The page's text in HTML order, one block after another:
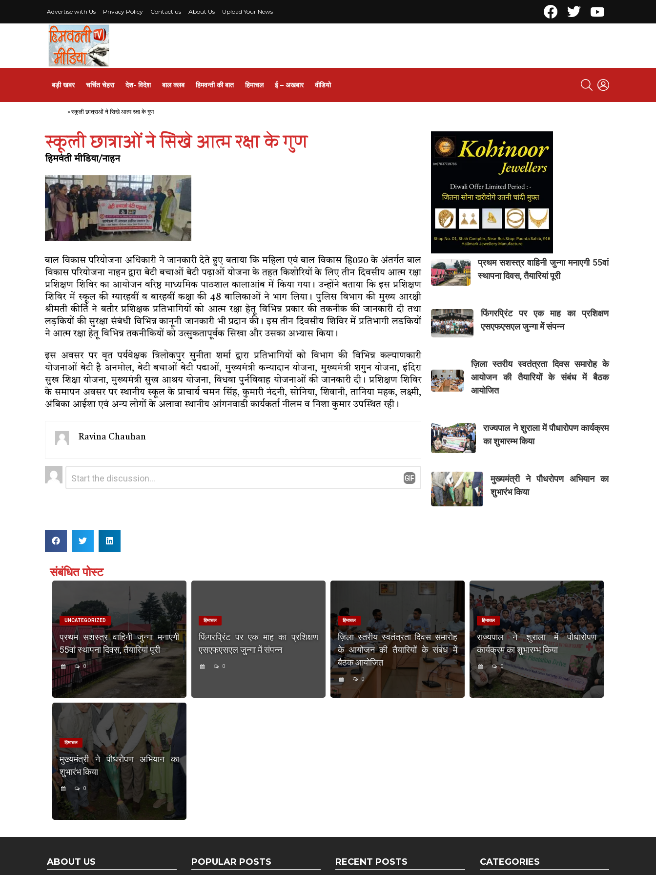
Advertise with Us Privacy Policy Contact us About Us Upload Your News
बड़ी खबर चर्चित चेहरा देश- विदेश बाल क्लब हिमवन्ती की बात हिमाचल ई – अखबार वीडियो
SEARCH
» स्कूली छात्राओं ने सिखे आत्म रक्षा के गुण
स्कूली छात्राओं ने सिखे आत्म रक्षा के गुण
हिमवंती मीडिया/नाहन
बाल विकास परियोजना अधिकारी ने जानकारी देते हुए बताया कि महिला एवं बाल विकास हि0प्र0 के अंतर्गत बाल
विकास परियोजना नाहन द्वारा बेटी बचाओं बेटी पढ़ाओं योजना के तहत किशोरियों के लिए तीन दिवसीय आत्म रक्षा
प्रशिक्षण शिविर का आयोजन वरिष्ठ माध्यमिक पाठशाल कालाआंब में किया गया। उन्होंने बताया कि इस प्रशिक्षण
शिविर में स्कूल की ग्यारहवीं व बारहवीं कक्षा की 48 बालिकाओं ने भाग लिया। पुलिस विभाग की मुख्य आरक्षी
श्रीमती कीर्ति ने बतौर प्रशिक्षक प्रतिभागियों को आत्म रक्षा हेतू विभिन्न प्रकार की तकनीक की जानकारी दी तथा
लड़कियों की सुरक्षा संबंधी विभिन्न कानूनी जानकारी भी प्रदान की। इस तीन दिवसीय शिविर में प्रतिभागी लडकियों
ने आत्म रक्षा हेतू विभिन्न तकनीकियों को उत्सुकतापूर्वक सिखा और उसका अभ्यास किया।
इस अवसर पर वृत पर्यवेक्षक त्रिलोकपुर सुनीता शर्मा द्वारा प्रतिभागियों को विभाग की विभिन्न कल्याणकारी
योजनाओं बेटी है अनमोल, बेटी बचाओं बेटी पढाओं, मुख्यमंत्री कन्यादान योजना, मुख्यमंत्री शगुन योजना, इंदिरा
सुख शिक्षा योजना, मुख्यमंत्री सुख आश्रय योजना, विधवा पुर्नविवाह योजनाओं की जानकारी दी। प्रशिक्षण शिविर
के समापन अवसर पर स्थानीय स्कूल के प्राचार्य चमन सिंह, कुमारी नंदनी, सोनिया, शिवानी, तानिया महक, लक्ष्मी,
अंबिका आईशा एवं अन्य लोगों के अलावा स्थानीय आंगनवाडी कार्यकर्ता नीलम व निशा कुमार उपस्थित रही।
Ravina Chauhan
Leave
a
प्रथम सशस्त्र वाहिनी जुन्गा मनाएगी 55वां
स्थापना दिवस, तैयारियां पूरी
फिंगरप्रिंट पर एक माह का प्रशिक्षण
एसएफएसएल जुन्गा में संपन्न
ज़िला स्तरीय स्वतंत्रता दिवस समारोह के
आयोजन की तैयारियों के संबंध में बैठक
आयोजित
राज्यपाल ने शुराला में पौधारोपण कार्यक्रम
का शुभारम्भ किया
मुख्यमंत्री ने पौधरोपण अभियान का
शुभारंभ किया
संबंधित पोस्ट
UNCATEGORIZED
प्रथम सशस्त्र वाहिनी जुन्गा मनाएगी
55वां स्थापना दिवस, तैयारियां पूरी
0
हिमाचल
फिंगरप्रिंट पर एक माह का प्रशिक्षण
एसएफएसएल जुन्गा में संपन्न
0
हिमाचल
ज़िला स्तरीय स्वतंत्रता दिवस समारोह
के आयोजन की तैयारियों के संबंध में
बैठक आयोजित
0
हिमाचल
राज्यपाल ने शुराला में पौधारोपण
कार्यक्रम का शुभारम्भ किया
0
हिमाचल
मुख्यमंत्री ने पौधरोपण अभियान का
शुभारंभ किया
0
ABOUT US POPULAR POSTS RECENT POSTS CATEGORIES